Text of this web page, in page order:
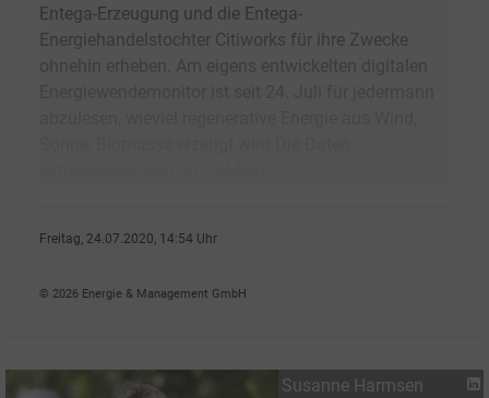
Entega-Erzeugung und die Entega-
Energiehandelstochter Citiworks für ihre Zwecke
ohnehin erheben. Am eigens entwickelten digitalen
Freitag, 24.07.2020, 14:54 Uhr
© 2026 Energie & Management GmbH
Susanne Harmsen